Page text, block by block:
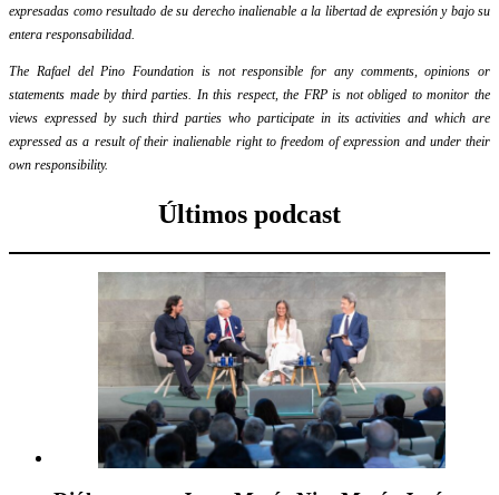
expresadas como resultado de su derecho inalienable a la libertad de expresión y bajo su
entera responsabilidad.
The Rafael del Pino Foundation is not responsible for any comments, opinions or
statements made by third parties. In this respect, the FRP is not obliged to monitor the
views expressed by such third parties who participate in its activities and which are
expressed as a result of their inalienable right to freedom of expression and under their
own responsibility.
Últimos podcast